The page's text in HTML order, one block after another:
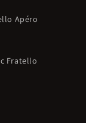
Apéro
Fratello